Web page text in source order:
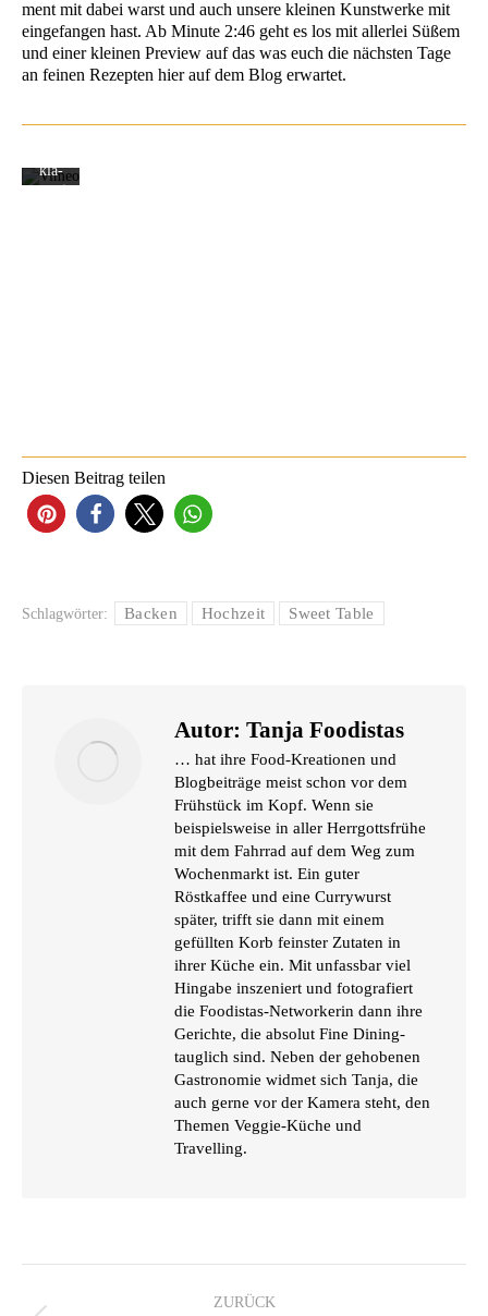
ment mit dabei warst und auch unse­re klei­nen Kunst­wer­ke mit
ein­ge­fan­gen hast. Ab Minu­te 2:46 geht es los mit aller­lei Süßem
und einer klei­nen Pre­view auf das was euch die nächs­ten Tage
an fei­nen Rezep­ten hier auf dem Blog erwartet.
os
akzep­
tie­
ren
Sie
klä­
rung
Die­sen Bei­trag teilen
Schlagwörter: Backen Hochzeit Sweet Table
Autor: Tanja Foodistas
… hat ihre Food-Kreationen und
Blogbeiträge meist schon vor dem
Frühstück im Kopf. Wenn sie
beispielsweise in aller Herrgottsfrühe
mit dem Fahrrad auf dem Weg zum
Wochenmarkt ist. Ein guter
Röstkaffee und eine Currywurst
später, trifft sie dann mit einem
gefüllten Korb feinster Zutaten in
ihrer Küche ein. Mit unfassbar viel
Hingabe inszeniert und fotografiert
die Foodistas-Networkerin dann ihre
Gerichte, die absolut Fine Dining-
tauglich sind. Neben der gehobenen
Gastronomie widmet sich Tanja, die
auch gerne vor der Kamera steht, den
Themen Veggie-Küche und
Travelling.
ZURÜCK